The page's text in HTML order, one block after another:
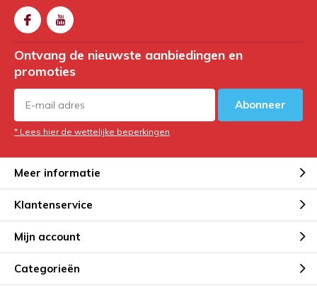
Ontvang de nieuwste aanbiedingen en
promoties
Abonneer
* Lees hier de wettelijke beperkingen
Meer informatie
Klantenservice
Mijn account
Categorieën